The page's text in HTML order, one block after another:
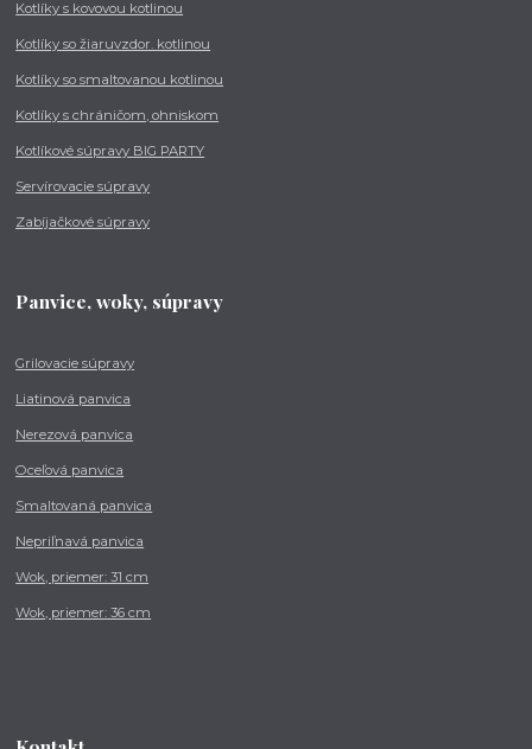
Kotlíky s kovovou kotlinou
Kotlíky so žiaruvzdor. kotlinou
Kotlíky so smaltovanou kotlinou
Kotlíky s chráničom, ohniskom
Kotlíkové súpravy BIG PARTY
Servírovacie súpravy
Zabíjačkové súpravy
Panvice, woky, súpravy
Grilovacie súpravy
Liatinová panvica
Nerezová panvica
Oceľová panvica
Smaltovaná panvica
Nepriľnavá panvica
Wok, priemer: 31 cm
Wok, priemer: 36 cm